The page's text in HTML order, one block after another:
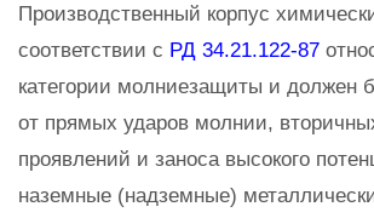
Производственный корпус
соответствии с РД 34.21.122-87
категории молниезащиты и должен
от прямых ударов молнии,
проявлений и заноса высокого
наземные (надземные)